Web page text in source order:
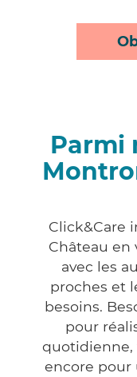
Parmi
Click&Care
Château
avec les
proches et
besoins.
pour
quotidienne,
encore pour